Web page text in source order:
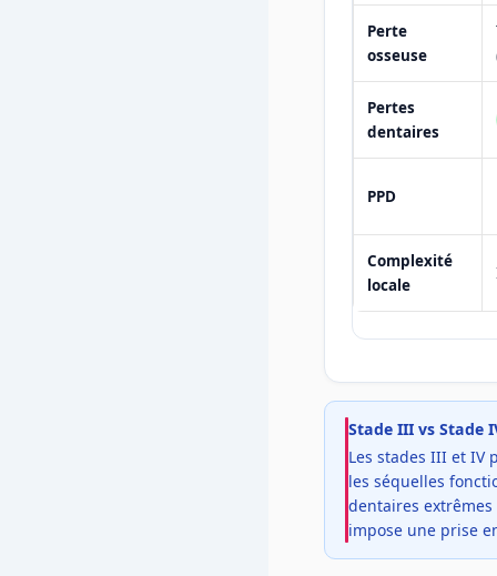
Perte
osseuse
Pertes
dentaires
PPD
Complexité
locale
Stade III vs Stade
Les stades III et IV
les séquelles
dentaires
impose une prise